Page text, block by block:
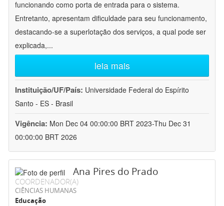
funcionando como porta de entrada para o sistema.
Entretanto, apresentam dificuldade para seu funcionamento,
destacando-se a superlotação dos serviços, a qual pode ser
explicada,...
leia mais
Instituição/UF/País: Universidade Federal do Espírito
Santo - ES - Brasil
Vigência: Mon Dec 04 00:00:00 BRT 2023-Thu Dec 31
00:00:00 BRT 2026
Ana Pires do Prado
COORDENADOR(A)
CIÊNCIAS HUMANAS
Educação